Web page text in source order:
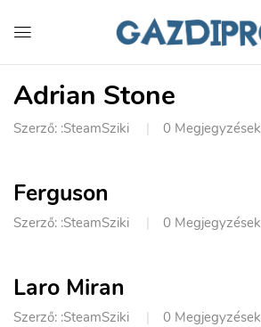
Adrian Stone
Szerző: :SteamSziki 0 Megjegyzések
Ferguson
Szerző: :SteamSziki 0 Megjegyzések
Laro Miran
Szerző: :SteamSziki 0 Megjegyzések